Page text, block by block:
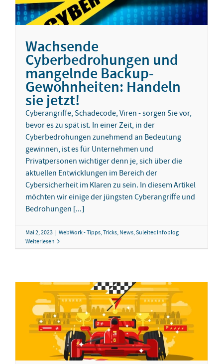
Wachsende
Cyberbedrohungen und
mangelnde Backup-
Gewohnheiten: Handeln
sie jetzt!
Cyberangriffe, Schadecode, Viren - sorgen Sie vor,
bevor es zu spät ist. In einer Zeit, in der
Cyberbedrohungen zunehmend an Bedeutung
gewinnen, ist es für Unternehmen und
Privatpersonen wichtiger denn je, sich über die
aktuellen Entwicklungen im Bereich der
Cybersicherheit im Klaren zu sein. In diesem Artikel
möchten wir einige der jüngsten Cyberangriffe und
Bedrohungen [...]
Mai 2, 2023 | WebWork - Tipps, Tricks, News,Suleitec Infoblog
Weiterlesen